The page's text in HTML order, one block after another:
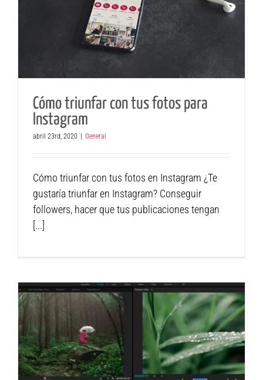
Cómo triunfar con tus fotos para
Instagram
abril 23rd, 2020 | General
Cómo triunfar con tus fotos en Instagram ¿Te
gustaría triunfar en Instagram? Conseguir
followers, hacer que tus publicaciones tengan
[...]